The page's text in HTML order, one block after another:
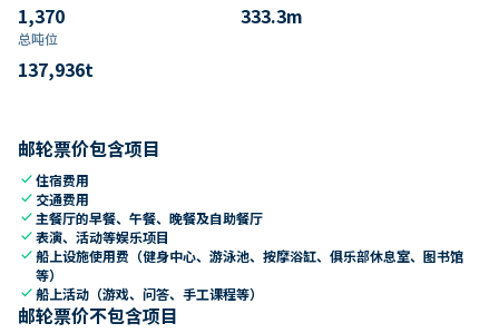
1,370 333.3m
总吨位
137,936t
邮轮票价包含项目
check住宿费用
check 交通费用
check 主餐厅的早餐、午餐、晚餐及自助餐厅
check表演、活动等娱乐项目
check船上设施使用费（健身中心、游泳池、按摩浴缸、俱乐部休息室、图书馆
等）
check船上活动（游戏、问答、手工课程等）
邮轮票价不包含项目